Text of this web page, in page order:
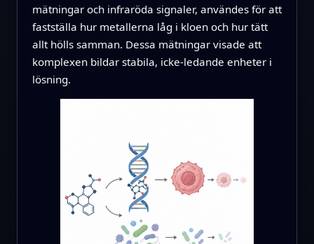
mätningar och infraröda signaler, användes för att
fastställa hur metallerna låg i kloen och hur tätt
allt hölls samman. Dessa mätningar visade att
komplexen bildar stabila, icke-ledande enheter i
lösning.